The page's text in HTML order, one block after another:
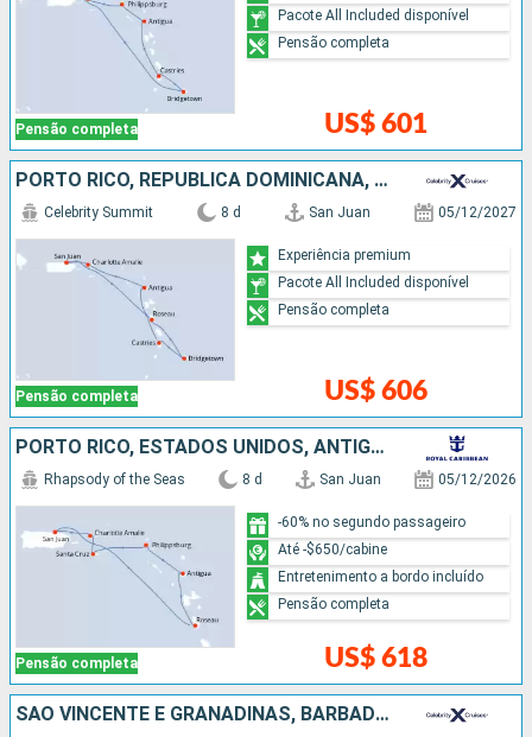
Pensão completa US$ 601
Pacote All Included disponível
Pensão completa
PORTO RICO, REPUBLICA DOMINICANA, BARBADOS, SANTA LUCIA, ANTIGUA E BARBUDA, ESTADOS UNIDOS
Pensão completa
Celebrity Summit 8 d San Juan 05/12/2027
US$ 606
Experiência premium
Pacote All Included disponível
Pensão completa
PORTO RICO, ESTADOS UNIDOS, ANTIGUA E BARBUDA, REPUBLICA DOMINICANA
Pensão completa
Rhapsody of the Seas 8 d San Juan 05/12/2026
US$ 618
-60% no segundo passageiro
Até -$650/cabine
Entretenimento a bordo incluído
Pensão completa
SÃO VINCENTE E GRANADINAS, BARBADOS, ANTIGUA E BARBUDA, ESTADOS UNIDOS, PORTO RICO